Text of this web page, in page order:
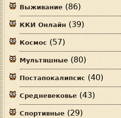
Выживание (86)
ККИ Онлайн (39)
Космос (57)
Мультяшные (80)
Постапокалипсис (40)
Средневековье (43)
Спортивные (29)